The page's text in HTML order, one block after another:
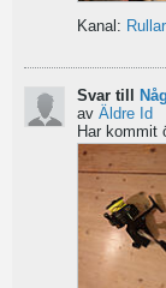
Kanal: Rullar
Svar till
av Äldre Id